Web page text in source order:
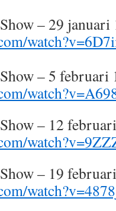
– 29 januari
– 5 februari
– 12
– 19